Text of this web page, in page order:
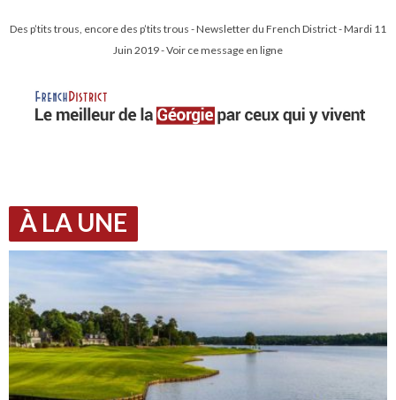
Des p’tits trous, encore des p’tits trous - Newsletter du French District - Mardi 11
Juin 2019 - Voir ce message en ligne
À LA UNE